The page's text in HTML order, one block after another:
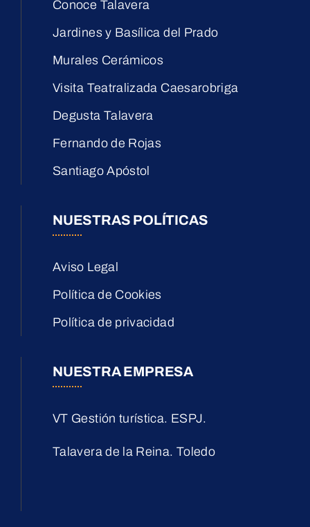
Conoce Talavera
Jardines y Basílica del Prado
Murales Cerámicos
Visita Teatralizada Caesarobriga
Degusta Talavera
Fernando de Rojas
Santiago Apóstol
NUESTRAS POLÍTICAS
Aviso Legal
Política de Cookies
Política de privacidad
NUESTRA EMPRESA
VT Gestión turística. ESPJ.
Talavera de la Reina. Toledo